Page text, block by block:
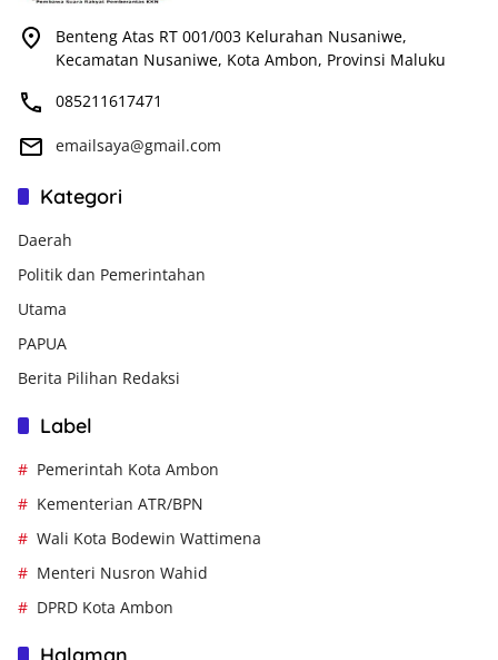
Benteng Atas RT 001/003 Kelurahan Nusaniwe,
Kecamatan Nusaniwe, Kota Ambon, Provinsi Maluku
085211617471
emailsaya@gmail.com
Kategori
Daerah
Politik dan Pemerintahan
Utama
PAPUA
Berita Pilihan Redaksi
Label
Pemerintah Kota Ambon
Kementerian ATR/BPN
Wali Kota Bodewin Wattimena
Menteri Nusron Wahid
DPRD Kota Ambon